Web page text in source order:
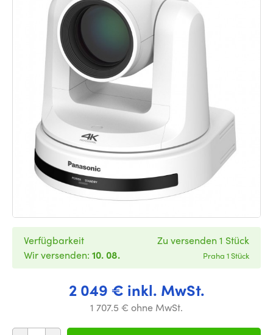
2 049 € inkl. MwSt.
1 707.5 € ohne MwSt.
Verfügbarkeit
Wir versenden: 10. 08.
Zu versenden 1 Stück
Praha 1 Stück